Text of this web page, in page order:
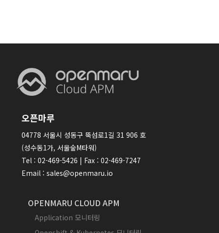
오픈마루
04778 서울시 성동구 뚝섬로1길 31 906 호
(성수동1가, 서울숲M타워)
Tel : 02-469-5426 | Fax : 02-469-7247
Email : sales@openmaru.io
OPENMARU CLOUD APM
Application 모니터링